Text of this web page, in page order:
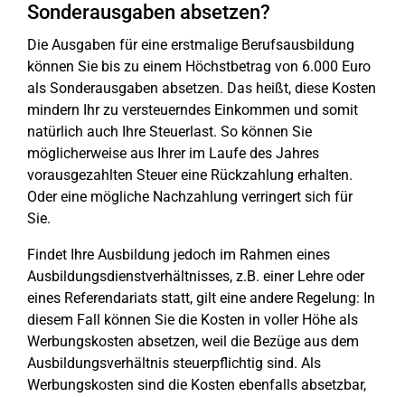
Sonderausgaben absetzen?
Die Ausgaben für eine erstmalige Berufsausbildung
können Sie bis zu einem Höchstbetrag von 6.000 Euro
als Sonderausgaben absetzen. Das heißt, diese Kosten
mindern Ihr zu versteuerndes Einkommen und somit
natürlich auch Ihre Steuerlast. So können Sie
möglicherweise aus Ihrer im Laufe des Jahres
vorausgezahlten Steuer eine Rückzahlung erhalten.
Oder eine mögliche Nachzahlung verringert sich für
Sie.
Findet Ihre Ausbildung jedoch im Rahmen eines
Ausbildungsdienstverhältnisses, z.B. einer Lehre oder
eines Referendariats statt, gilt eine andere Regelung: In
diesem Fall können Sie die Kosten in voller Höhe als
Werbungskosten absetzen, weil die Bezüge aus dem
Ausbildungsverhältnis steuerpflichtig sind. Als
Werbungskosten sind die Kosten ebenfalls absetzbar,